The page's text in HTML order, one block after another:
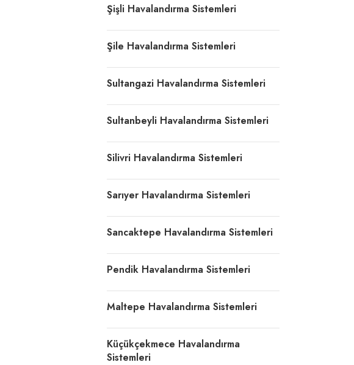
Şişli Havalandırma Sistemleri
Şile Havalandırma Sistemleri
Sultangazi Havalandırma Sistemleri
Sultanbeyli Havalandırma Sistemleri
Silivri Havalandırma Sistemleri
Sarıyer Havalandırma Sistemleri
Sancaktepe Havalandırma Sistemleri
Pendik Havalandırma Sistemleri
Maltepe Havalandırma Sistemleri
Küçükçekmece Havalandırma
Sistemleri